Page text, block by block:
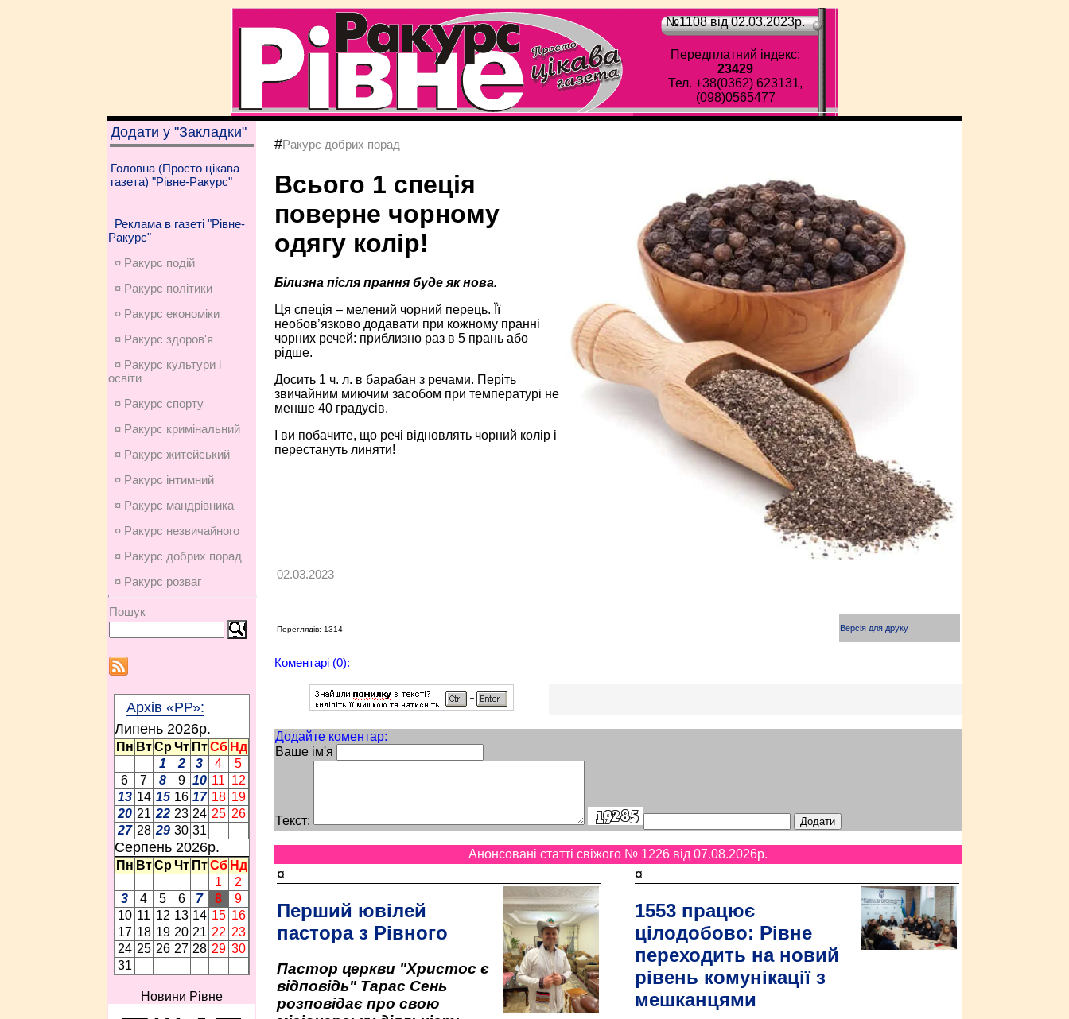
№1108 від 02.03.2023p.
Передплатний індекс:
23429
Тел. +38(0362) 623131,
(098)0565477
Додати у "Закладки"
Головна (Просто цікава
газета) "Рівне-Ракурс"
Реклама в газеті "Рівне-
Ракурс"
¤ Ракурс подій
¤ Ракурс політики
¤ Ракурс економiки
¤ Ракурс здоров'я
¤ Ракурс культури і
освіти
¤ Ракурс спорту
¤ Ракурс кримінальний
¤ Ракурс житейський
¤ Ракурс інтимний
¤ Ракурс мандрівника
¤ Ракурс незвичайного
¤ Ракурс добрих порад
¤ Ракурс розваг
Пошук
Архів «РР»:
Липень 2026p.
Пн Вт Ср Чт Пт Сб Нд
1
2 3 4
5
6
7 8 9 10 11 12
13 14 15 16 17 18 19
20 21 22 23 24 25 26
27 28 29 30 31
Серпень 2026p.
Пн Вт Ср Чт Пт Сб Нд
1
2
3
4 5 6 7 8
9
10 11 12 13 14 15 16
17 18 19 20 21 22 23
24 25 26 27 28 29 30
31
Новини Рівне
#Ракурс добрих порад
Всього 1 спеція
поверне чорному
одягу колір!
Білизна після прання буде як нова.
Ця спеція – мелений чорний перець. Її
необов’язково додавати при кожному пранні
чорних речей: приблизно раз в 5 прань або
рідше.
Досить 1 ч. л. в барабан з речами. Періть
звичайним миючим засобом при температурі не
менше 40 градусів.
І ви побачите, що речі відновлять чорний колір і
перестануть линяти!
02.03.2023
Переглядів: 1314 Версія для друку
Коментарі (0):
Додайте коментар:
Ваше ім'я
Текст:
Анонсовані статті свіжого № 1226 від 07.08.2026p.
¤
Перший ювілей
пастора з Рівного
Пастор церкви "Христос є
відповідь" Тарас Сень
розповідає про свою
¤
1553 працює
цілодобово: Рівне
переходить на новий
рівень комунікації з
мешканцями